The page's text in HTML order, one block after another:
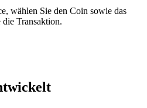
wählen Sie den Coin sowie das
die Transaktion.